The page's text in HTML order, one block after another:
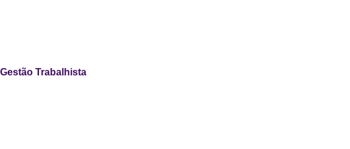
Gestão Trabalhista